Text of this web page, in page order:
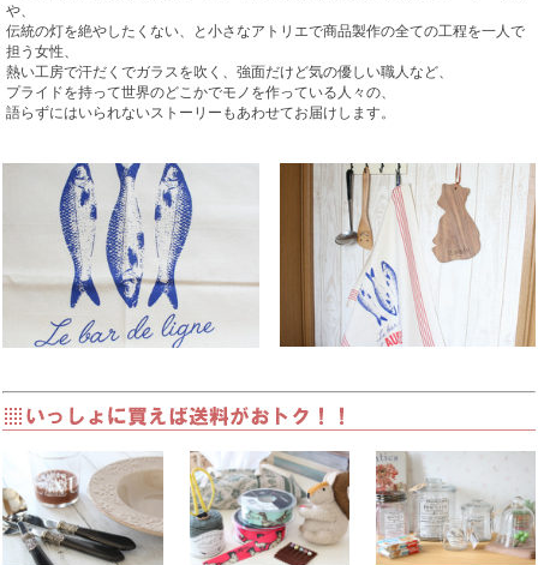
や、
伝統の灯を絶やしたくない、と小さなアトリエで商品製作の全ての工程を一人で
担う女性、
熱い工房で汗だくでガラスを吹く、強面だけど気の優しい職人など、
プライドを持って世界のどこかでモノを作っている人々の、
語らずにはいられないストーリーもあわせてお届けします。